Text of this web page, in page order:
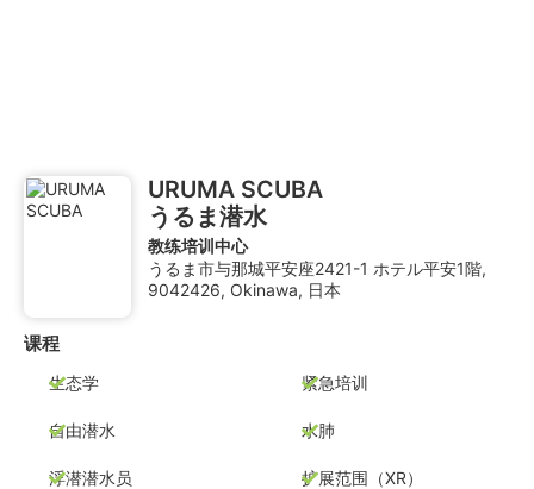
URUMA SCUBA
うるま潜水
教练培训中心
うるま市与那城平安座2421-1 ホテル平安1階,
9042426, Okinawa, 日本
课程
生态学 紧急培训
自由潜水 水肺
浮潜潜水员 扩展范围（XR）